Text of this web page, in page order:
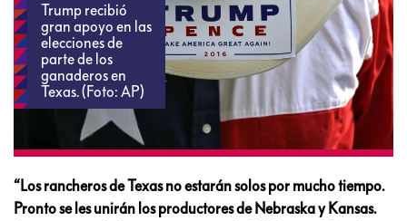
Trump recibió
gran apoyo en las
elecciones de
parte de los
ganaderos en
Texas. (Foto: AP)
“Los rancheros de Texas no estarán solos por mucho tiempo.
Pronto se les unirán los productores de Nebraska y Kansas.